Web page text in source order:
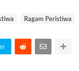
Ragam Peristiwa